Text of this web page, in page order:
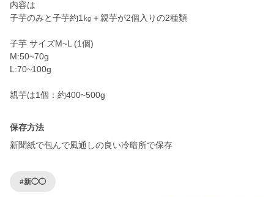
内容は
子芋のみと子芋約1㎏＋親芋が2個入りの2種類
子芋 サイズM~L (1個)
M:50~70g
L:70~100g
親芋は1個：約400~500g
保存方法
新聞紙で包んで風通しの良い冷暗所で保存
#新◯◯